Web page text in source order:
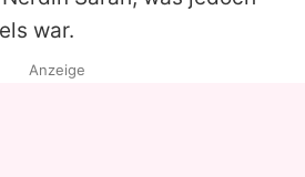
war.
Anzeige